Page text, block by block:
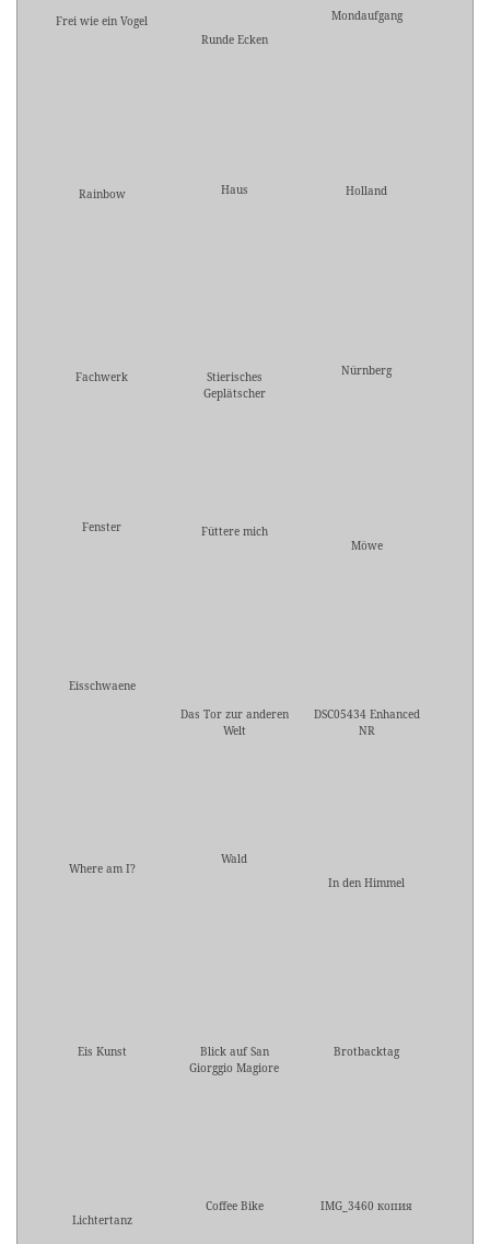
Frei wie ein Vogel
Runde Ecken
Mondaufgang
Rainbow Haus Holland
Fachwerk
Stierisches
Geplätscher
Nürnberg
Fenster
Füttere mich
Möwe
Eisschwaene
Das Tor zur anderen
Welt
DSC05434 Enhanced
NR
Where am I?
Wald
In den Himmel
Eis Kunst
Blick auf San
Giorggio Magiore
Brotbacktag
Lichtertanz
Coffee Bike IMG_3460 копия